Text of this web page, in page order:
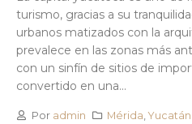
turismo, gracias a su
urbanos matizados con la
prevalece en las zonas más
con un sinfín de sitios de
convertido en una...
Por admin Mérida,Yucatán